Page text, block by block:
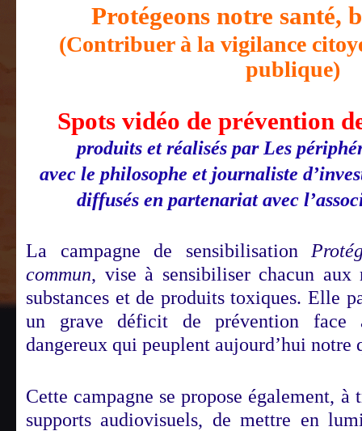
Protégeons notre santé,
(Contribuer à la vigilance
publique)
Spots vidéo de prévention
produits et réalisés par Les
avec le philosophe et journaliste
diffusés en partenariat avec
La campagne de sensibilisation
commun, vise à sensibiliser chacun aux
substances et de produits toxiques. Elle
un grave déficit de prévention face
dangereux qui peuplent aujourd’hui notre
Cette campagne se propose également,
supports audiovisuels, de mettre en